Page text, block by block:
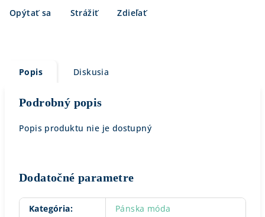
Opýtať sa Strážiť Zdieľať
Popis Diskusia
Podrobný popis
Popis produktu nie je dostupný
Dodatočné parametre
Kategória:
Pánska móda